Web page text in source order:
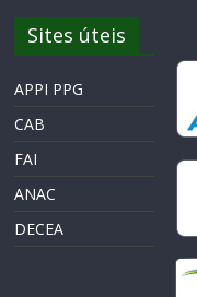
Sites úteis
APPI PPG
CAB
FAI
ANAC
DECEA